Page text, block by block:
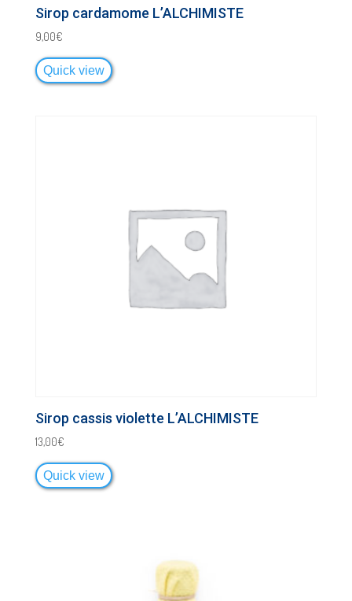
Sirop cardamome L’ALCHIMISTE
9,00€
Quick view
Sirop cassis violette L’ALCHIMISTE
13,00€
Quick view